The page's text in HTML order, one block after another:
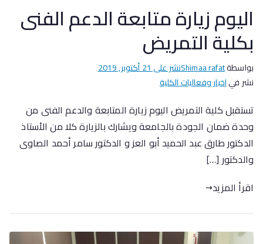
اليوم زيارة متابعة الدعم الفنى
بكلية التمريض
بواسطةShimaa rafatنشر على21 أكتوبر, 2019
نشر فياخبار وفعاليات الكلية
تستقبل كلية التمريض اليوم زيارة المتابعة والدعم الفنى من
وحدة ضمان الجودة بالجامعة ويشارك بالزيارة كلا من الأستاذ
الدكتور طارق عبد الحميد أبو العز و الدكتور سامر أحمد الصاوى
والدكتور […]
اقرأ المزيد